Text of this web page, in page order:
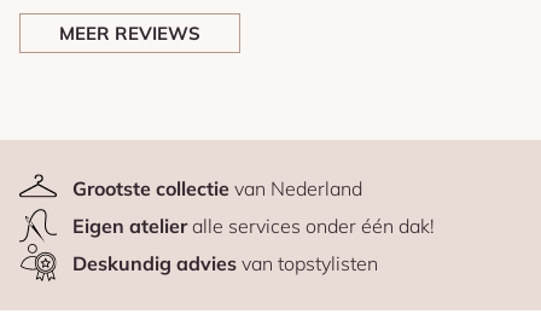
MEER REVIEWS
Grootste collectievan Nederland
Eigen atelieralle services onder één dak!
Deskundig adviesvan topstylisten